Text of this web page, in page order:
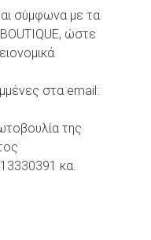
σύμφωνα με τα
ώστε
στα email:
της
κα.